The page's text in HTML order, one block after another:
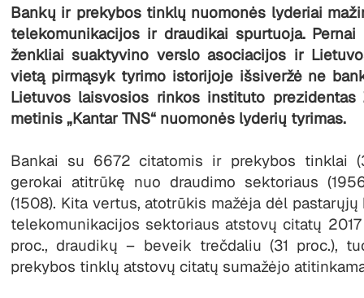
Bankų ir prekybos tinklų nuomonės lyderiai
telekomunikacijos ir draudikai spurtuoja.
ženkliai suaktyvino verslo asociacijos ir
vietą pirmąsyk tyrimo istorijoje išsiveržė ne
Lietuvos laisvosios rinkos instituto prezidentas
metinis „Kantar TNS“ nuomonės lyderių tyrimas.
Bankai su 6672 citatomis ir prekybos tinklai
gerokai atitrūkę nuo draudimo sektoriaus
(1508). Kita vertus, atotrūkis mažėja dėl
telekomunikacijos sektoriaus atstovų citatų
proc., draudikų – beveik trečdaliu (31 proc.),
prekybos tinklų atstovų citatų sumažėjo